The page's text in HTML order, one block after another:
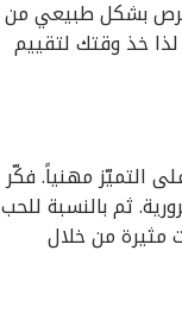
بشكل طبيعي من
خذ وقتك لتقييم
التميّز مهنياً. فكّر
ثم بالنسبة للحب
مثيرة من خلال